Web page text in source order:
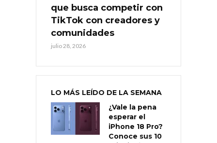
que busca competir con
TikTok con creadores y
comunidades
julio 28, 2026
LO MÁS LEÍDO DE LA SEMANA
¿Vale la pena
esperar el
iPhone 18 Pro?
Conoce sus 10